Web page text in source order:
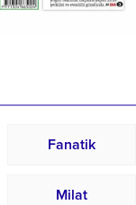
Fanatik
Milat